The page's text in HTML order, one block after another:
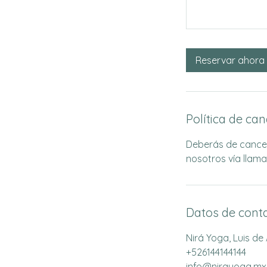
Reservar ahora
Política de
Deberás de
nosotros vía
Datos de
Nirá Yoga, Luis
+526144144144